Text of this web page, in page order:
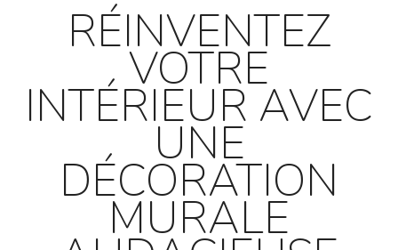
RÉINVENTEZ
VOTRE
INTÉRIEUR AVEC
UNE
DÉCORATION
MURALE